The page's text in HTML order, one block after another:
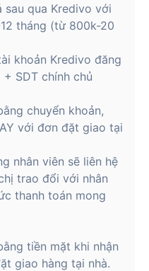
qua Kredivo với
tháng (từ 800k-20
khoản Kredivo đăng
SDT chính chủ
chuyển khoản,
với đơn đặt giao tại
nhân viên sẽ liên hệ
trao đổi với nhân
thanh toán mong
tiền mặt khi nhận
giao hàng tại nhà.